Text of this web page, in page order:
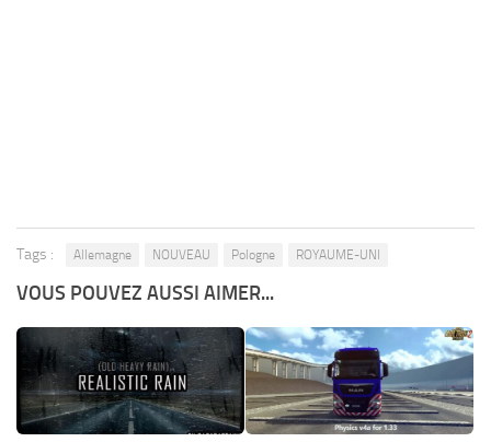
Tags : Allemagne NOUVEAU Pologne ROYAUME-UNI
VOUS POUVEZ AUSSI AIMER...